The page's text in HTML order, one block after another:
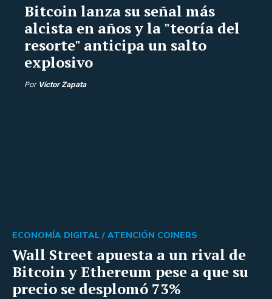
Bitcoin lanza su señal más
alcista en años y la "teoría del
resorte" anticipa un salto
explosivo
Por Víctor Zapata
Wall Street apuesta a un rival de
Bitcoin y Ethereum pese a que su
precio se desplomó 73%
ECONOMÍA DIGITAL / ATENCIÓN COINERS